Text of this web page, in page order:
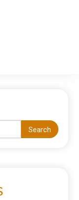
Search